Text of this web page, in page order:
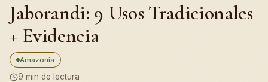
Jaborandi: 9 Usos Tradicionales
+ Evidencia
Amazonia
9 min de lectura